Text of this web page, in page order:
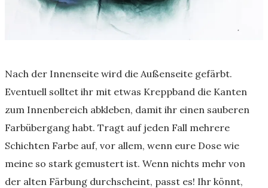
Nach der Innenseite wird die Außenseite gefärbt.
Eventuell solltet ihr mit etwas Kreppband die Kanten
zum Innenbereich abkleben, damit ihr einen sauberen
Farbübergang habt. Tragt auf jeden Fall mehrere
Schichten Farbe auf, vor allem, wenn eure Dose wie
meine so stark gemustert ist. Wenn nichts mehr von
der alten Färbung durchscheint, passt es! Ihr könnt,